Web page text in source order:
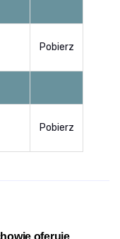
Pobierz
Pobierz
oferuje